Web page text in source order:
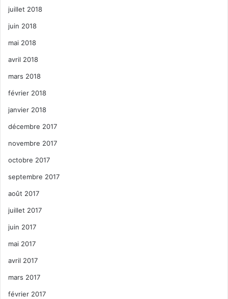
juillet 2018
juin 2018
mai 2018
avril 2018
mars 2018
février 2018
janvier 2018
décembre 2017
novembre 2017
octobre 2017
septembre 2017
août 2017
juillet 2017
juin 2017
mai 2017
avril 2017
mars 2017
février 2017